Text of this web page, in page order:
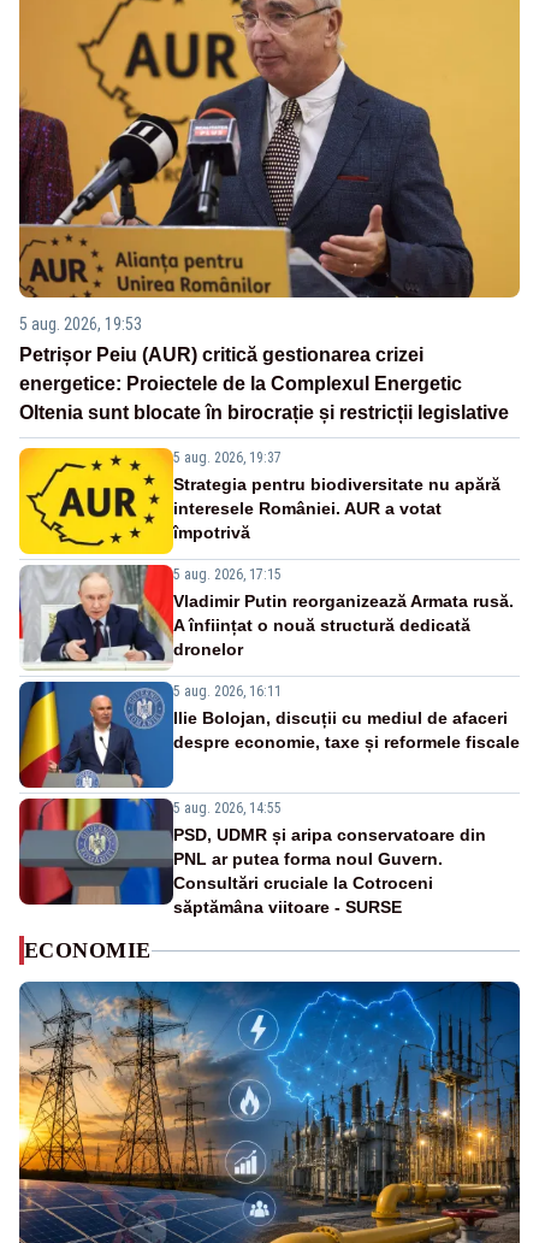
5 aug. 2026, 19:53
Petrișor Peiu (AUR) critică gestionarea crizei
energetice: Proiectele de la Complexul Energetic
Oltenia sunt blocate în birocrație și restricții legislative
5 aug. 2026, 19:37
Strategia pentru biodiversitate nu apără
interesele României. AUR a votat
împotrivă
5 aug. 2026, 17:15
Vladimir Putin reorganizează Armata rusă.
A înființat o nouă structură dedicată
dronelor
5 aug. 2026, 16:11
Ilie Bolojan, discuții cu mediul de afaceri
despre economie, taxe și reformele fiscale
5 aug. 2026, 14:55
PSD, UDMR și aripa conservatoare din
PNL ar putea forma noul Guvern.
Consultări cruciale la Cotroceni
săptămâna viitoare - SURSE
ECONOMIE